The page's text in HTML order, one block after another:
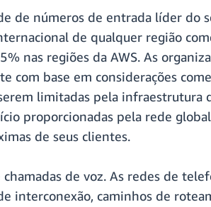
de números de entrada líder do
de qualquer região
nas regiões da AWS. As
com base em considerações
limitadas pela infraestrutura
proporcionadas pela rede
de seus clientes.
de voz. As redes de
interconexão, caminhos de